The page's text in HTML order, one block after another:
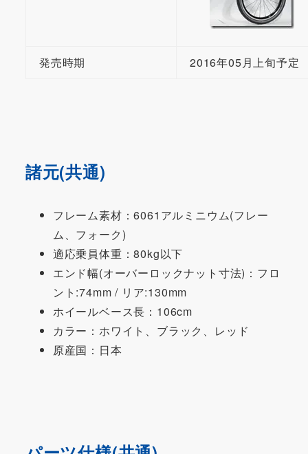
発売時期 2016年05月上旬予定
諸元(共通)
フレーム素材：6061アルミニウム(フレー
ム、フォーク)
適応乗員体重：80kg以下
エンド幅(オーバーロックナット寸法)：フロ
ント:74mm / リア:130mm
ホイールベース長：106cm
カラー：ホワイト、ブラック、レッド
原産国：日本